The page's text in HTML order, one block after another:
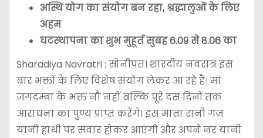
अस्थि योग का संयोग बन रहा, श्रद्धालुओं के लिए
अहम
घटस्थापना का शुभ मुहूर्त सुबह 6.09 से 8.06 का
Sharadiya Navratri : सोनीपत। शारदीय नवरात्र इस
बार भक्तों के लिए विशेष संयोग लेकर आ रहे हैं। मां
जगदम्बा के भक्त नौ नहीं बल्कि पूरे दस दिनों तक
आराधना का पुण्य प्राप्त करेंगे। इस माता रानी गज
यानी हाथी पर सवार होकर आएंगी और अपने नर यानी